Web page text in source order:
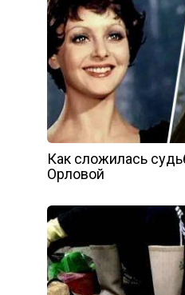
Как сложилась
Орловой